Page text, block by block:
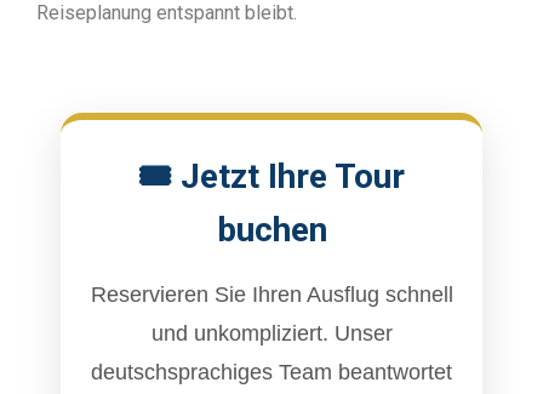
Reiseplanung entspannt bleibt.
🎟️ Jetzt Ihre Tour
buchen
Reservieren Sie Ihren Ausflug schnell
und unkompliziert. Unser
deutschsprachiges Team beantwortet